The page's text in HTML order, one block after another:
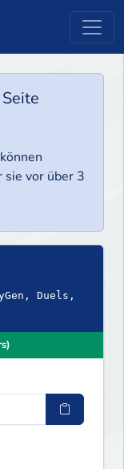
sie vor über 3
Duels,